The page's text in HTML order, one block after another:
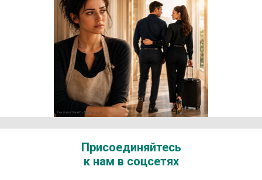
Присоединяйтесь
к нам в соцсетях
Реклама 16+ АО «ЛитГород»